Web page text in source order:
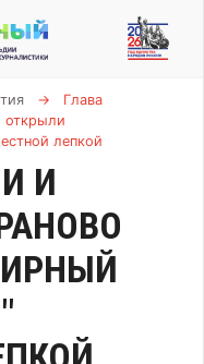
→
Глава
открыли
лепкой
И